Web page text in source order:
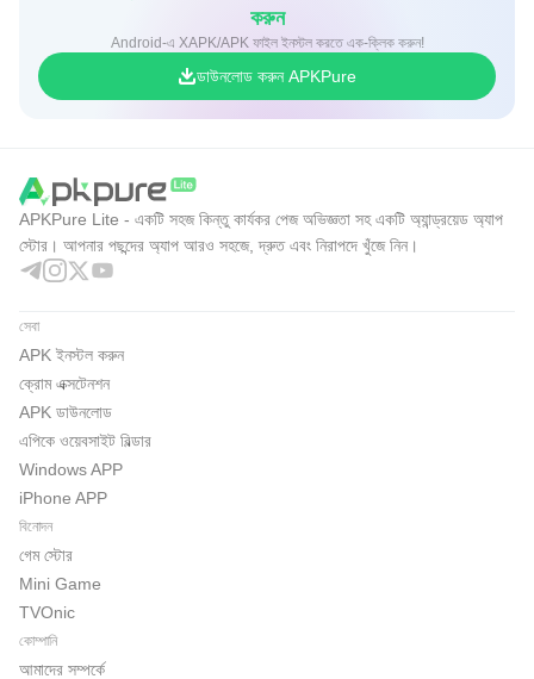
করুন
Android-এ XAPK/APK ফাইল ইনস্টল করতে এক-ক্লিক করুন!
ডাউনলোড করুন APKPure
APKPure Lite - একটি সহজ কিন্তু কার্যকর পেজ অভিজ্ঞতা সহ একটি অ্যান্ড্রয়েড অ্যাপ
স্টোর। আপনার পছন্দের অ্যাপ আরও সহজে, দ্রুত এবং নিরাপদে খুঁজে নিন।
সেবা
APK ইনস্টল করুন
ক্রোম এক্সটেনশন
APK ডাউনলোড
এপিকে ওয়েবসাইট বিল্ডার
Windows APP
iPhone APP
বিনোদন
গেম স্টোর
Mini Game
TVOnic
কোম্পানি
আমাদের সম্পর্কে